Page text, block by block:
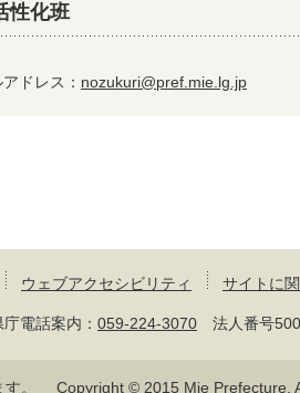
化班
アドレス： nozukuri@pref.mie.lg.jp
ウェブアクセシビリティ サイトに
電話案内： 059-224-3070 法人番号
。 Copyright © 2015 Mie Prefecture,